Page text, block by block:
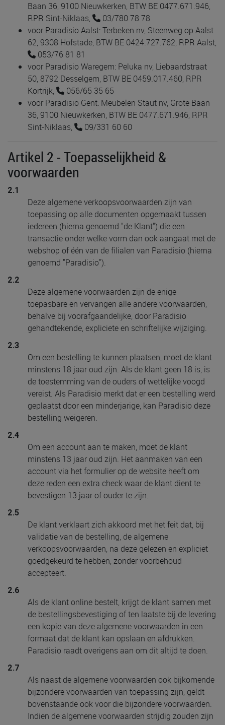
Baan 36, 9100 Nieuwkerken, BTW BE 0477.671.946,
RPR Sint-Niklaas,
03/780 78 78
voor Paradisio Aalst: Terbeken nv, Steenweg op Aalst
62, 9308 Hofstade, BTW BE 0424.727.762, RPR Aalst,
053/76 81 81
voor Paradisio Waregem: Peluka nv, Liebaardstraat
50, 8792 Desselgem, BTW BE 0459.017.460, RPR
Kortrijk,
056/65 35 65
voor Paradisio Gent: Meubelen Staut nv, Grote Baan
36, 9100 Nieuwkerken, BTW BE 0477.671.946, RPR
Sint-Niklaas,
09/331 60 60
Artikel 2 - Toepasselijkheid &
voorwaarden
2.1
Deze algemene verkoopsvoorwaarden zijn van
toepassing op alle documenten opgemaakt tussen
iedereen (hierna genoemd "de Klant") die een
transactie onder welke vorm dan ook aangaat met de
webshop of één van de filialen van Paradisio (hierna
genoemd "Paradisio").
2.2
Deze algemene voorwaarden zijn de enige
toepasbare en vervangen alle andere voorwaarden,
behalve bij voorafgaandelijke, door Paradisio
gehandtekende, expliciete en schriftelijke wijziging.
2.3
Om een bestelling te kunnen plaatsen, moet de klant
minstens 18 jaar oud zijn. Als de klant geen 18 is, is
de toestemming van de ouders of wettelijke voogd
vereist. Als Paradisio merkt dat er een bestelling werd
geplaatst door een minderjarige, kan Paradisio deze
bestelling weigeren.
2.4
Om een account aan te maken, moet de klant
minstens 13 jaar oud zijn. Het aanmaken van een
account via het formulier op de website heeft om
deze reden een extra check waar de klant dient te
bevestigen 13 jaar of ouder te zijn.
2.5
De klant verklaart zich akkoord met het feit dat, bij
validatie van de bestelling, de algemene
verkoopsvoorwaarden, na deze gelezen en expliciet
goedgekeurd te hebben, zonder voorbehoud
accepteert.
2.6
Als de klant online bestelt, krijgt de klant samen met
de bestellingsbevestiging of ten laatste bij de levering
een kopie van deze algemene voorwaarden in een
formaat dat de klant kan opslaan en afdrukken.
Paradisio raadt overigens aan om dit altijd te doen.
2.7
Als naast de algemene voorwaarden ook bijkomende
bijzondere voorwaarden van toepassing zijn, geldt
bovenstaande ook voor die bijzondere voorwaarden.
Indien de algemene voorwaarden strijdig zouden zijn